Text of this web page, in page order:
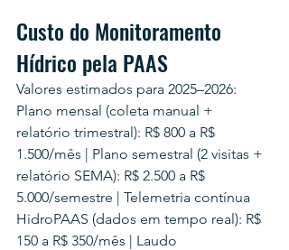
Custo do Monitoramento
Hídrico pela PAAS
Valores estimados para 2025–2026:
Plano mensal (coleta manual +
relatório trimestral): R$ 800 a R$
1.500/mês | Plano semestral (2 visitas +
relatório SEMA): R$ 2.500 a R$
5.000/semestre | Telemetria contínua
HidroPAAS (dados em tempo real): R$
150 a R$ 350/mês | Laudo